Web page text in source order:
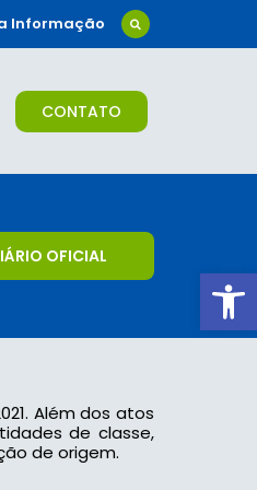
Informação
CONTATO
OFICIAL
Além dos atos
de classe,
de origem.